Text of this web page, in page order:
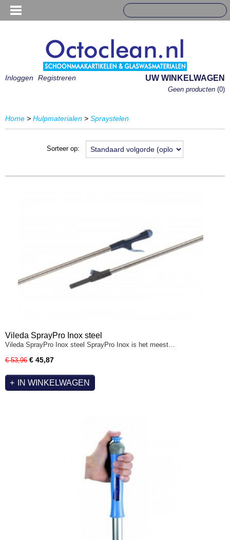
Inloggen Registreren UW WINKELWAGEN
Geen producten (0)
Home > Hulpmaterialen > Spraystelen
Sorteer op:
Vileda SprayPro Inox steel
Vileda SprayPro Inox steel SprayPro Inox is het meest…
€ 53,96 € 45,87
IN WINKELWAGEN